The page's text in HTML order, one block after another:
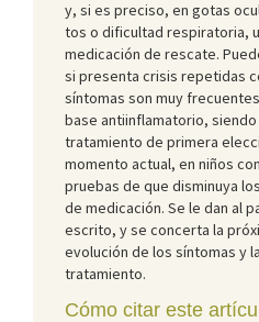
y, si es preciso, en gotas
tos o dificultad respiratoria,
medicación de rescate.
si presenta crisis repetidas
síntomas son muy
base antiinflamatorio,
tratamiento de primera
momento actual, en niños
pruebas de que disminuya
de medicación. Se le dan al
escrito, y se concerta la
evolución de los síntomas y
tratamiento.
Cómo citar este